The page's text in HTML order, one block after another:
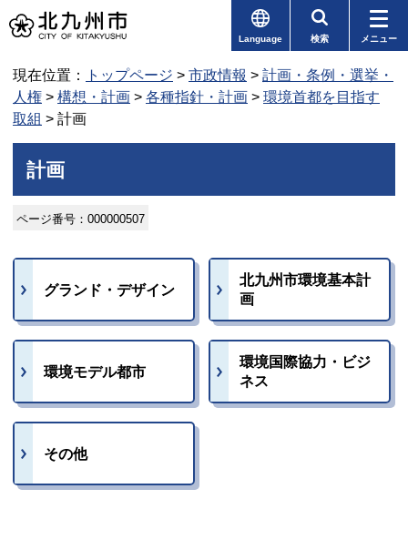
Language 検索 メニュー
現在位置： トップページ > 市政情報 > 計画・条例・選挙・
人権 > 構想・計画 > 各種指針・計画 > 環境首都を目指す
取組 > 計画
計画
ページ番号：000000507
グランド・デザイン
北九州市環境基本計
画
環境モデル都市
環境国際協力・ビジ
ネス
その他